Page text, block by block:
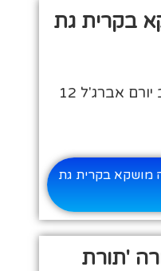
בקרית גת
אברג'ל 12
מושקא בקרית גת
'תורת